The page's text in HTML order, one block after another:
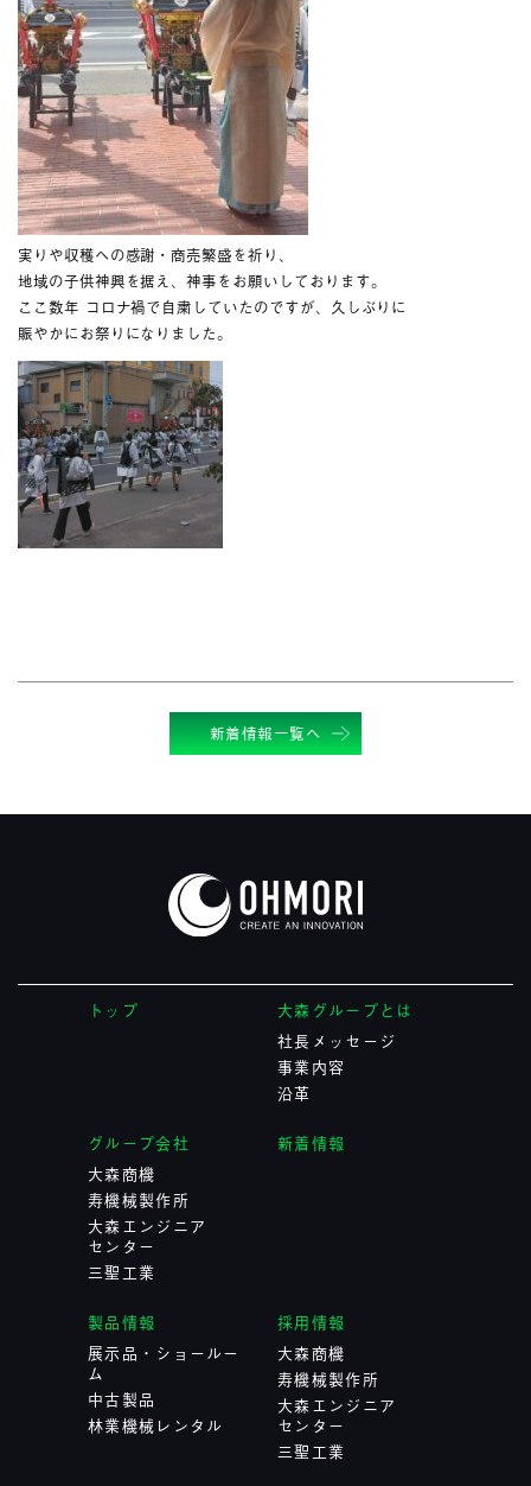
実りや収穫への感謝・商売繁盛を祈り、
地域の子供神興を据え、神事をお願いしております。
ここ数年 コロナ禍で自粛していたのですが、久しぶりに
賑やかにお祭りになりました。
新着情報一覧へ
トップ
大森グループとは
社長メッセージ
事業内容
沿革
グループ会社
大森商機
寿機械製作所
大森エンジニア
センター
三聖工業
新着情報
製品情報
展示品・ショールー
ム
中古製品
林業機械レンタル
採用情報
大森商機
寿機械製作所
大森エンジニア
センター
三聖工業